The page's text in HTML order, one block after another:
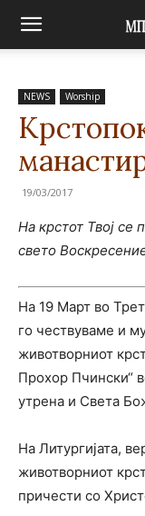
NEWS Worship
19/03/2017
На крстот Твој се
свето
На 19 Март во
го чествуваме и
животворниот
Прохор Пчински“
утрена и Света
На Литургијата,
животворниот
причести со